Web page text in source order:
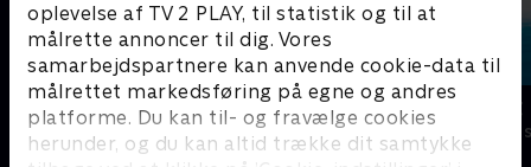
oplevelse af TV 2 PLAY, til statistik og til at
målrette annoncer til dig. Vores
samarbejdspartnere kan anvende cookie-data til
målrettet markedsføring på egne og andres
platforme. Du kan til- og fravælge cookies
herunder, og du kan altid trække dit samtykke
Føles som
Børneserier • 1 sæsoner
Vicke Viking
Børneserier •